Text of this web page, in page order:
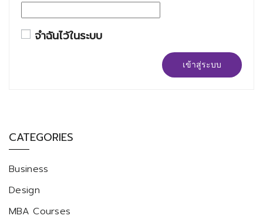
จำฉันไว้ในระบบ
เข้าสู่ระบบ
CATEGORIES
Business
Design
MBA Courses